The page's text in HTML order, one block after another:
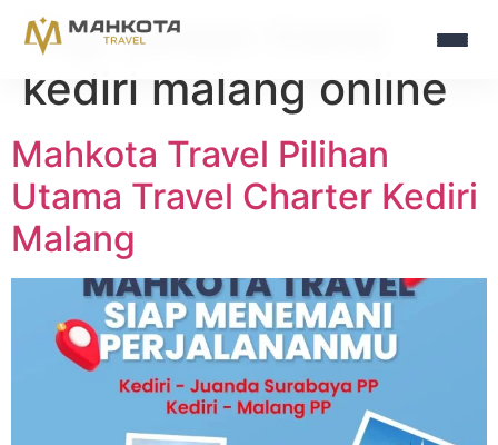
Tag:pesan travel
kediri malang online
Mahkota Travel Pilihan
Utama Travel Charter Kediri
Malang